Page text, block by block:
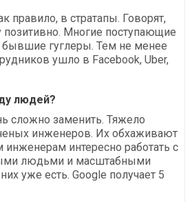
правило, в стратапы. Говорят,
позитивно. Многие поступающие
бывшие гуглеры. Тем не менее
ушло в Facebook, Uber,
людей?
сложно заменить. Тяжело
инженеров. Их обхаживают
инженерам интересно работать с
людьми и масштабными
уже есть. Google получает 5